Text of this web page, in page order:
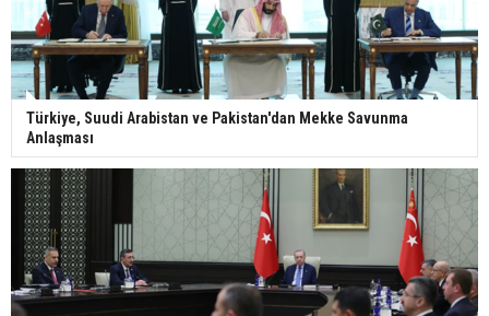
Türkiye, Suudi Arabistan ve Pakistan'dan Mekke Savunma
Anlaşması